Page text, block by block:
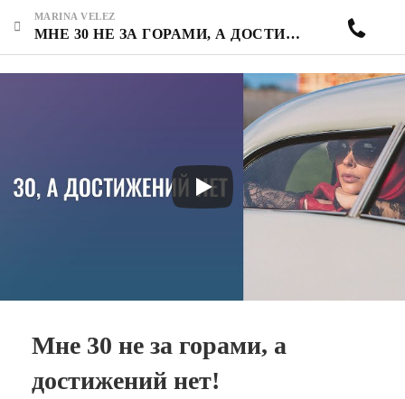
MARINA VELEZ
МНЕ 30 НЕ ЗА ГОРАМИ, А ДОСТИЖЕНИЙ НЕТ!
Мне 30 не за горами, а
достижений нет!